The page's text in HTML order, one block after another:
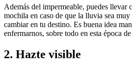
Además del impermeable, puedes llevar
mochila en caso de que la lluvia sea
cambiar en tu destino. Es buena idea
enfermarnos, sobre todo en esta época
2. Hazte visible